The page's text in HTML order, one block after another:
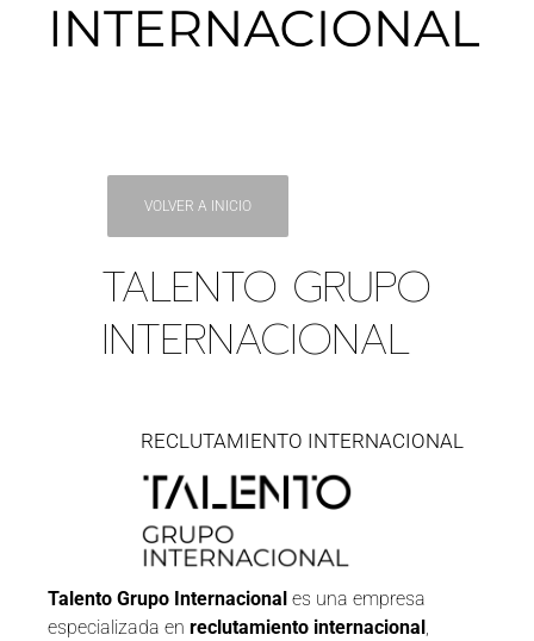
VOLVER A INICIO
TALENTO GRUPO
INTERNACIONAL
RECLUTAMIENTO INTERNACIONAL
Talento Grupo Internacional es una empresa
especializada en reclutamiento internacional ,